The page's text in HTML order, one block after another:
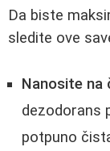
Da biste
sledite ove
Nanosite na
dezodorans
potpuno